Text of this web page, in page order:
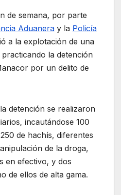
de semana, por parte
Aduanera y la Policía
a la explotación de una
la detención
por un delito de
detención se realizaron
incautándose 100
de hachís, diferentes
de la droga,
en efectivo, y dos
de ellos de alta gama.